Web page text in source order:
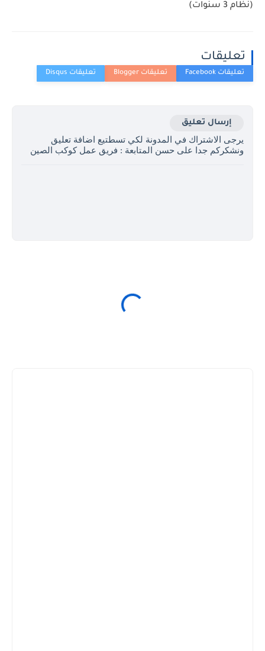
(نظام 3 سنوات)
تعليقات
إرسال تعليق
يرجى الاشتراك في المدونة لكي تسطتيع اضافة تعليق
ونشكركم جدا على حسن المتابعة : فريق عمل كوكب الصين